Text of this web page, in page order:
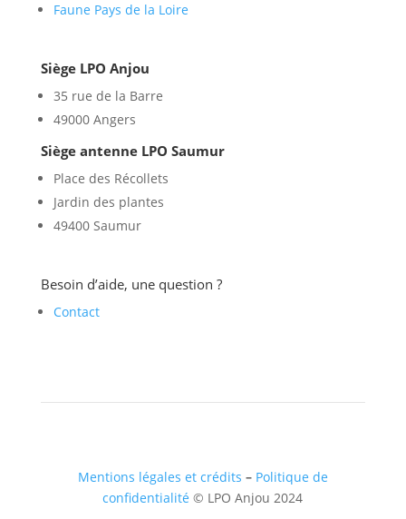
Faune Pays de la Loire
Siège LPO Anjou
35 rue de la Barre
49000 Angers
Siège antenne LPO Saumur
Place des Récollets
Jardin des plantes
49400 Saumur
Besoin d’aide, une question ?
Contact
Mentions légales et crédits – Politique de
confidentialité © LPO Anjou 2024